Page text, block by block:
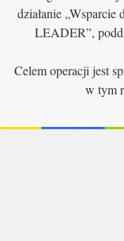
działanie
LEADER”,
Celem operacji jest
w tym